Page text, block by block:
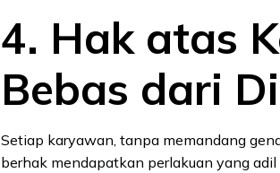
4. Hak atas
Bebas dari
Setiap karyawan, tanpa memandang
berhak mendapatkan perlakuan yang